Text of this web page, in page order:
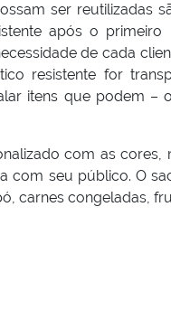
ser reutilizadas
após o primeiro
de cada
resistente for
itens que podem –
com as
com seu público. O
carnes congeladas,